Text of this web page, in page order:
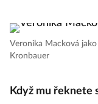
Veronika Macková
Kronbauer
Když mu řeknete